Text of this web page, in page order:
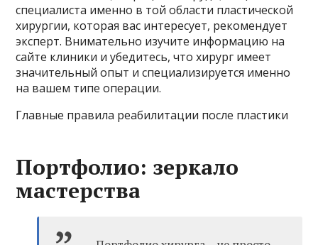
специалиста именно в той области пластической
хирургии, которая вас интересует, рекомендует
эксперт. Внимательно изучите информацию на
сайте клиники и убедитесь, что хирург имеет
значительный опыт и специализируется именно
на вашем типе операции.
Главные правила реабилитации после пластики
Портфолио: зеркало
мастерства